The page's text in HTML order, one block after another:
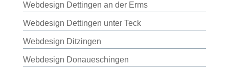
Webdesign Dettingen an der Erms
Webdesign Dettingen unter Teck
Webdesign Ditzingen
Webdesign Donaueschingen